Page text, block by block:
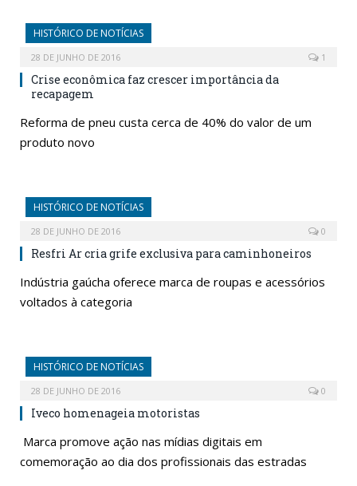
HISTÓRICO DE NOTÍCIAS
28 DE JUNHO DE 2016 1
Crise econômica faz crescer importância da
recapagem
Reforma de pneu custa cerca de 40% do valor de um
produto novo
HISTÓRICO DE NOTÍCIAS
28 DE JUNHO DE 2016 0
Resfri Ar cria grife exclusiva para caminhoneiros
Indústria gaúcha oferece marca de roupas e acessórios
voltados à categoria
HISTÓRICO DE NOTÍCIAS
28 DE JUNHO DE 2016 0
Iveco homenageia motoristas
Marca promove ação nas mídias digitais em
comemoração ao dia dos profissionais das estradas